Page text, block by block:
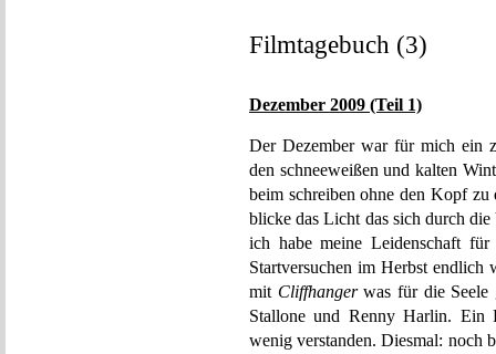
Filmtagebuch (3)
Dezember 2009 (Teil 1)
Der Dezember war für mich ein
den schneeweißen und kalten
beim schreiben ohne den Kopf
blicke das Licht das sich durch
ich habe meine Leidenschaft
Startversuchen im Herbst
mit Cliffhangerwas für die Seele
Stallone und Renny Harlin. Ein
wenig verstanden. Diesmal: noch